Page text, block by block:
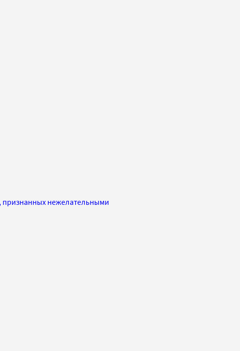
признанных нежелательными